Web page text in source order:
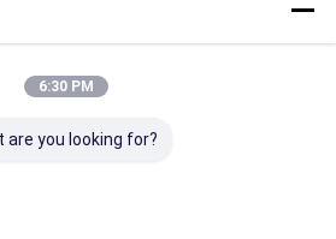
6:30 PM
are you looking for?